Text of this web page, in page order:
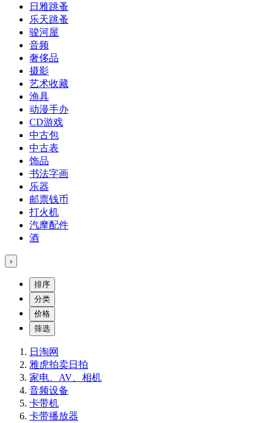
日雅跳蚤
乐天跳蚤
骏河屋
音频
奢侈品
摄影
艺术收藏
渔具
动漫手办
CD游戏
中古包
中古表
饰品
书法字画
乐器
邮票钱币
打火机
汽摩配件
酒
›
排序
分类
价格
筛选
日淘网
雅虎拍卖日拍
家电、AV、相机
音频设备
卡带机
卡带播放器